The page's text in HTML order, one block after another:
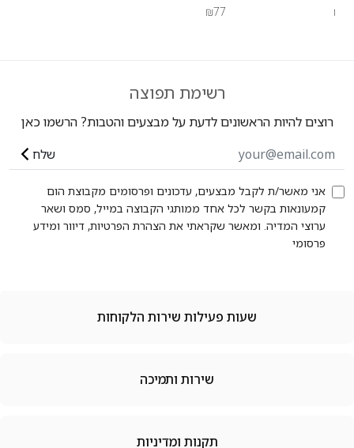
₪77
רשימת תפוצה
רוצים להיות הראשונים לדעת על מבצעים והטבות? הרשמו כאן
שלח
אני מאשר/ת לקבל מבצעים, עדכונים ופרסומים מקבוצת הום
קמעונאות בקשר לכל אחד ממותגי הקבוצה במייל, סמס ושאר
ערוצי המדיה. ומאשר שקראתי את הצהרת הפרטיות, דיוור ומידע
פרסומי
שעות פעילות שירות הלקוחות
שירות ותמיכה
תקנות ומדיניות